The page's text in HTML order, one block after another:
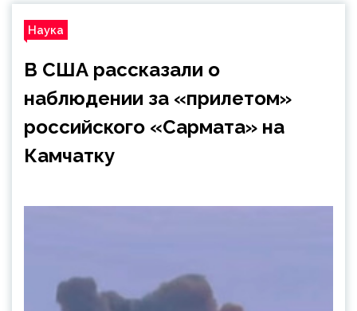
Наука
В США рассказали о
наблюдении за «прилетом»
российского «Сармата» на
Камчатку